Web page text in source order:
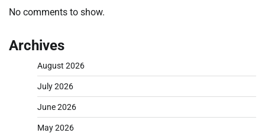
No comments to show.
Archives
August 2026
July 2026
June 2026
May 2026